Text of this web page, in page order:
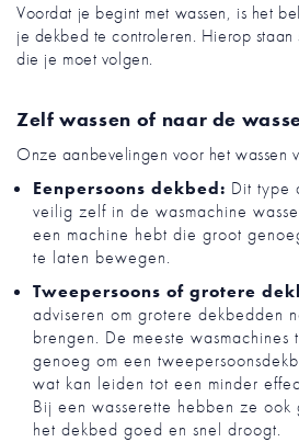
Voordat je begint met wassen, is het
je dekbed te controleren. Hierop staan
die je moet volgen.
Zelf wassen of naar de
Onze aanbevelingen voor het wassen
Eenpersoons dekbed: Dit type
veilig zelf in de wasmachine
een machine hebt die groot
te laten bewegen.
Tweepersoons of grotere
adviseren om grotere dekbedden
brengen. De meeste wasmachines
genoeg om een
wat kan leiden tot een minder
Bij een wasserette hebben ze
het dekbed goed en snel droogt.